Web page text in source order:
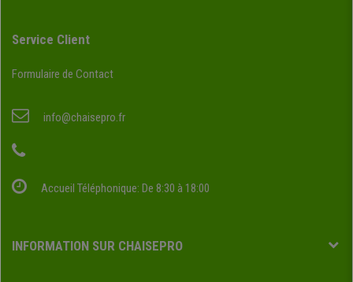
Service Client
Formulaire de Contact
info@chaisepro.fr
Accueil Téléphonique: De 8:30 à 18:00
INFORMATION SUR CHAISEPRO